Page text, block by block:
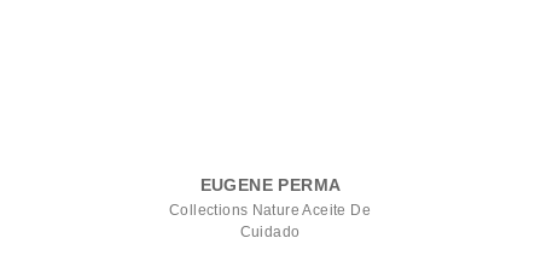
EUGENE PERMA
Collections Nature Aceite De
Cuidado